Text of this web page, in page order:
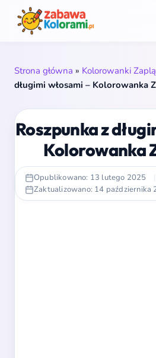
Strona główna » Kolorowanki
długimi włosami – Kolorowanka
Roszpunka z
Kolorowanka
Opublikowano: 13 lutego 2025
|
Zaktualizowano: 14 października